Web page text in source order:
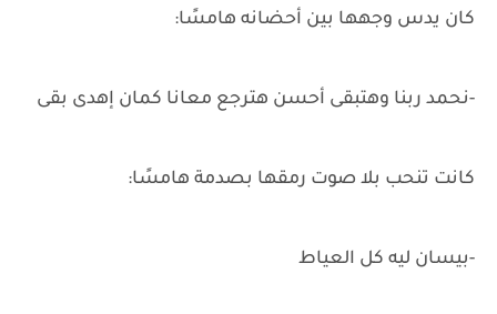
كان يدس وجهها بين أحضانه هامسًا:
-نحمد ربنا وهتبقى أحسن هترجع معانا كمان إهدى بقى
كانت تنحب بلا صوت رمقها بصدمة هامسًا:
-بيسان ليه كل العياط